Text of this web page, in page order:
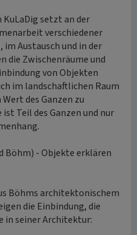
setzt an der
verschiedener
Austausch und in der
die Zwischenräume und
von Objekten
im landschaftlichen Raum
des Ganzen zu
Teil des Ganzen und nur
Böhm) - Objekte erklären
Böhms architektonischem
die Einbindung, die
in seiner Architektur: